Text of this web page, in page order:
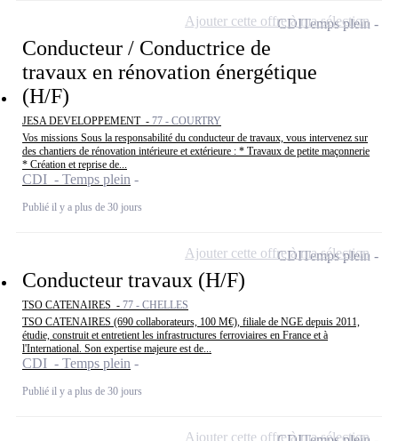
Conducteur / Conductrice de
travaux en rénovation énergétique
(H/F)
JESA DEVELOPPEMENT - 77 - COURTRY
Vos missions Sous la responsabilité du conducteur de travaux, vous intervenez sur
des chantiers de rénovation intérieure et extérieure : * Travaux de petite maçonnerie
* Création et reprise de...
CDI - Temps plein
Publié il y a plus de 30 jours
CDITemps plein
Ajouter cette offre à ma sélection
Conducteur travaux (H/F)
TSO CATENAIRES - 77 - CHELLES
TSO CATENAIRES (690 collaborateurs, 100 M€), filiale de NGE depuis 2011,
étudie, construit et entretient les infrastructures ferroviaires en France et à
l'International. Son expertise majeure est de...
CDI - Temps plein
Publié il y a plus de 30 jours
CDITemps plein
Ajouter cette offre à ma sélection
Ajouter cette offre à ma sélection